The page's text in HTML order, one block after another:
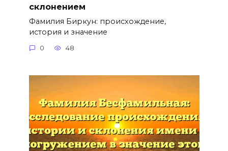
склонением
Фамилия Биркун: происхождение,
история и значение
0 48